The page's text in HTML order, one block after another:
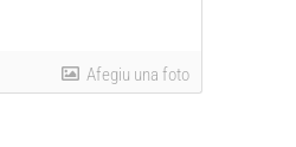
Afegiu una foto